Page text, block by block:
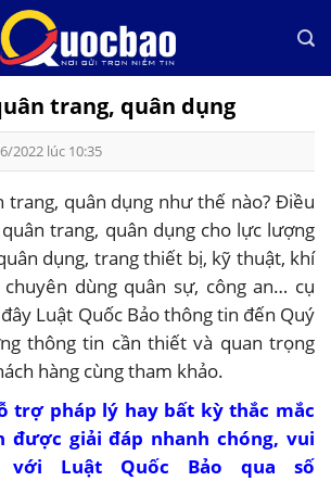
trang, quân dụng
2022 lúc 10:35
trang, quân dụng như thế nào? Điều
trang, quân dụng cho lực lượng
dụng, trang thiết bị, kỹ thuật, khí
dùng quân sự, công an… cụ
Luật Quốc Bảo thông tin đến Quý
thông tin cần thiết và quan trọng
hàng cùng tham khảo.
trợ pháp lý hay bất kỳ thắc mắc
được giải đáp nhanh chóng, vui
với Luật Quốc Bảo qua số